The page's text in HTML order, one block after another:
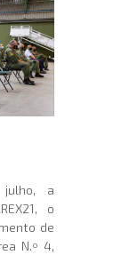
a
o
de
N.º 4,